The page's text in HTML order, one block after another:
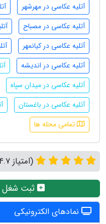
آتلیه عکاسی در مهرشهر
آتلیه عکاسی در مصباح
آتلیه عکاسی در کیانمهر
آتلیه عکاسی در اندیشه
آتلیه عکاسی در میدان سپاه
آتلیه عکاسی در باغستان
تمامی محله ها
(امتیاز 4.7 | 22195 رای)
ثبت شغل
نمادهای الکترونیکی